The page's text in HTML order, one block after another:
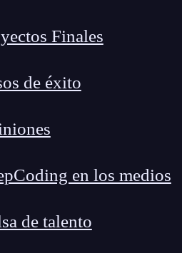
Finales
de éxito
en los medios
de talento